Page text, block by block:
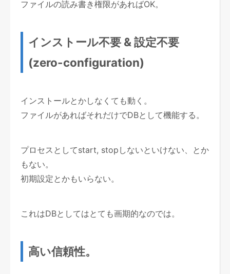
ファイルの読み書き権限があればOK。
インストール不要 & 設定不要
(zero-configuration)
インストールとかしなくても動く。
ファイルがあればそれだけでDBとして機能する。
プロセスとしてstart, stopしないといけない、とか
もない。
初期設定とかもいらない。
これはDBとしてはとても画期的なのでは。
高い信頼性。